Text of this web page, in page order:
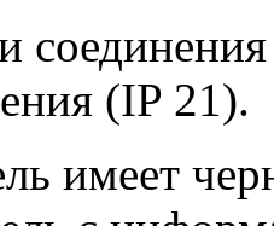
(IP 21).
имеет